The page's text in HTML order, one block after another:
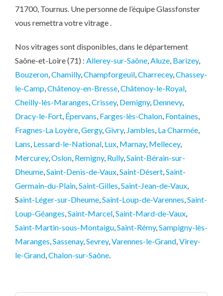
71700, Tournus. Une personne de l’équipe Glassfonster
vous remettra votre vitrage .
Nos vitrages sont disponibles, dans le département
Saône-et-Loire (71) : Allerey-sur-Saône, Aluze, Barizey,
Bouzeron, Chamilly, Champforgeuil, Charrecey, Chassey-
le-Camp, Châtenoy-en-Bresse, Châtenoy-le-Royal,
Cheilly-lès-Maranges Crissey, Demigny, Dennevy,
Dracy-le-Fort, Épervans Farges-lès-Chalon, Fontaines
Fragnes-La Loyère, Gergy, Givry, Jambles La Charmée,
Lans Lessard-le-National, Lux, Marnay, Mellecey,
Mercurey, Oslon, Remigny, Rully, Saint-Bérain-sur-
Dheume, Saint-Denis-de-Vaux, Saint-Désert, Saint-
Germain-du-Plain, Saint-Gilles Saint-Jean-de-Vaux,
Saint-Léger-sur-Dheume, Saint-Loup-de-Varennes Saint-
Loup-Géanges Saint-Marcel, Saint-Mard-de-Vaux,
Saint-Martin-sous-Montaigu, Saint-Rémy, Sampigny-lès-
Maranges Sassenay, Sevrey, Varennes-le-Grand, Virey-
le-Grand, Chalon-sur-Saône.